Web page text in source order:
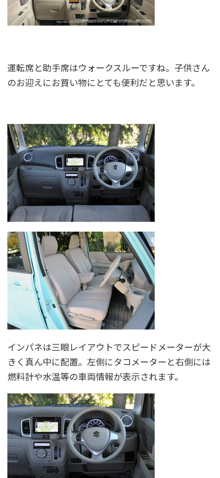
運転席と助手席はウォークスルーですね。子供さん
のお迎えにお買い物にとても便利だと思います。
インパネは三眼レイアウトでスピードメーターが大
きく真ん中に配置。左側にタコメーターと右側には
燃料計や水温等の車両情報が表示されます。